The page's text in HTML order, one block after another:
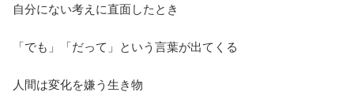
自分にない考えに直面したとき
「でも」「だって」という言葉が出てくる
人間は変化を嫌う生き物